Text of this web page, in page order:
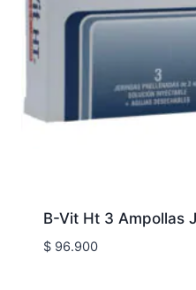
B-Vit Ht 3 Ampollas
$96.900